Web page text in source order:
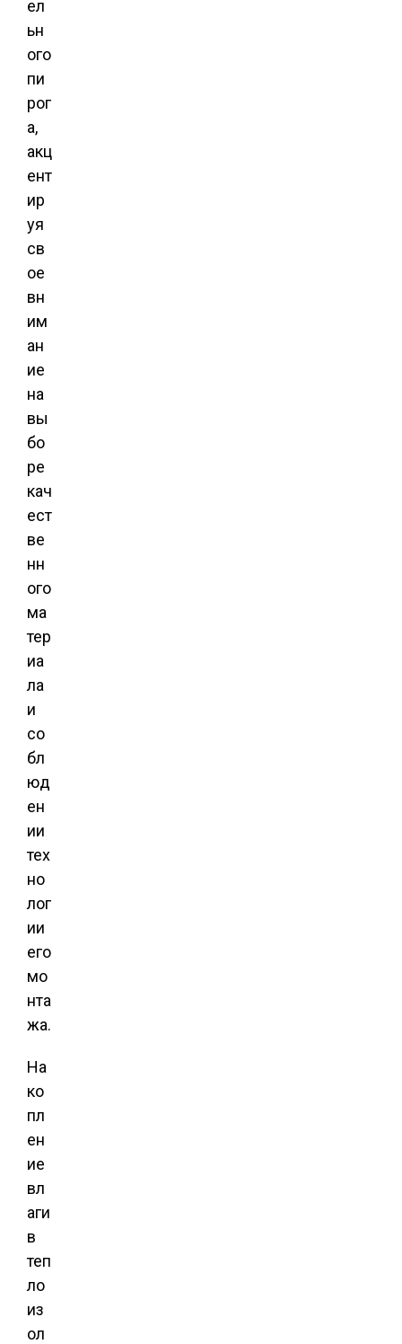
ел
ьн
ого
пи
рог
а,
акц
ент
ир
уя
св
ое
вн
им
ан
ие
на
вы
бо
ре
кач
ест
ве
нн
ого
ма
тер
иа
ла
и
со
бл
юд
ен
ии
тех
но
лог
ии
его
мо
нта
жа.
На
ко
пл
ен
ие
вл
аги
в
теп
ло
из
ол